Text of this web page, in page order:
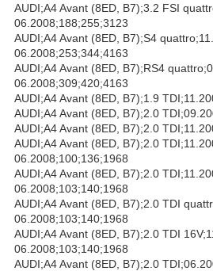
AUDI;A4 Avant (8ED, B7);3.2 FSI
06.2008;188;255;3123
AUDI;A4 Avant (8ED, B7);S4
06.2008;253;344;4163
AUDI;A4 Avant (8ED, B7);RS4
06.2008;309;420;4163
AUDI;A4 Avant (8ED, B7);1.9
AUDI;A4 Avant (8ED, B7);2.0
AUDI;A4 Avant (8ED, B7);2.0
AUDI;A4 Avant (8ED, B7);2.0
06.2008;100;136;1968
AUDI;A4 Avant (8ED, B7);2.0
06.2008;103;140;1968
AUDI;A4 Avant (8ED, B7);2.0 TDI
06.2008;103;140;1968
AUDI;A4 Avant (8ED, B7);2.0 TDI
06.2008;103;140;1968
AUDI;A4 Avant (8ED, B7);2.0